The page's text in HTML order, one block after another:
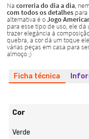
Ficha técnica
Cor
Verde